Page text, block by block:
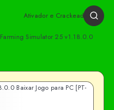
Farming Simulator 25 v1.18.0.0